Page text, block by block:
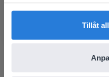
Tillåt
English